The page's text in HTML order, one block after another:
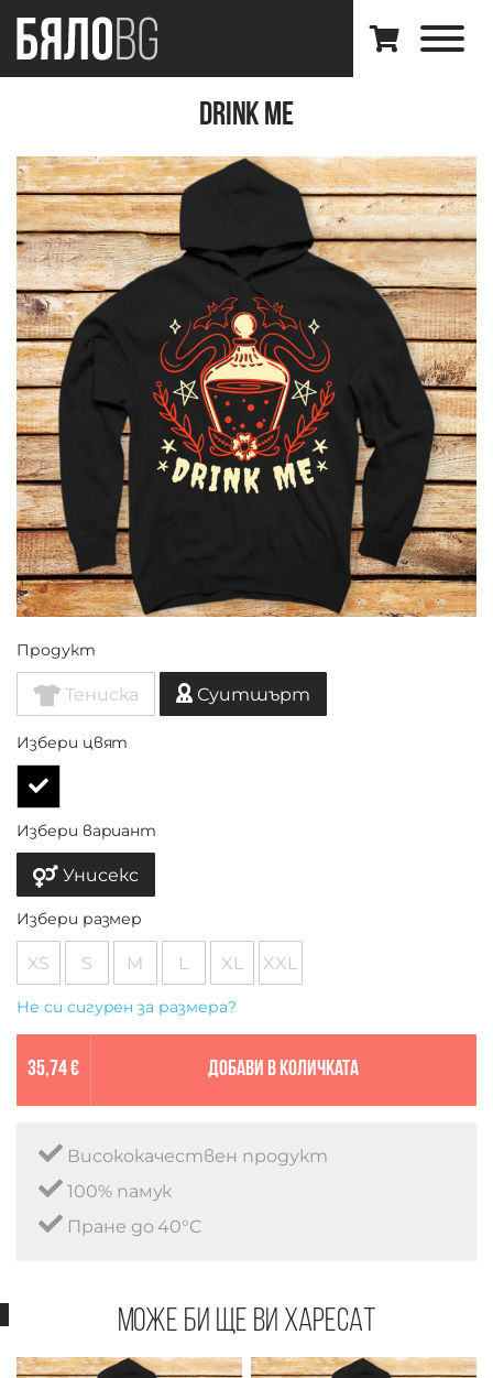
Drink Me
Продукт
Тениска Суитшърт
Избери цвят
Избери вариант
Унисекс
Избери размер
XS S M L XL XXL
Не си сигурен за размера?
35,74 € Добави в количката
Висококачествен продукт
100% памук
Пране до 40°C
Може би ще ви харесат